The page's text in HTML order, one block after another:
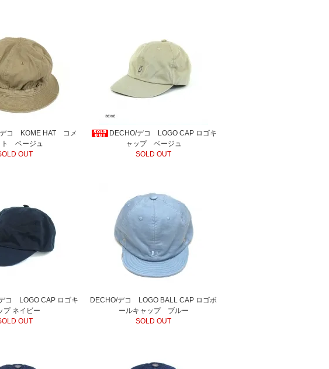
デコ KOME HAT コメ
ト ベージュ
OUT
DECHO/デコ LOGO CAP ロゴキ
ャップ ベージュ
SOLD OUT
コ LOGO CAP ロゴキ
プ ネイビー
OUT
DECHO/デコ LOGO BALL CAP ロゴボ
ールキャップ ブルー
SOLD OUT